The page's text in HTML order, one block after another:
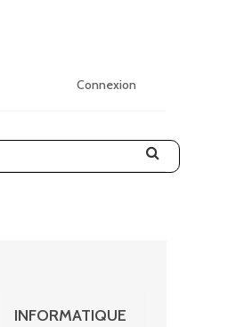
Connexion
INFORMATIQUE